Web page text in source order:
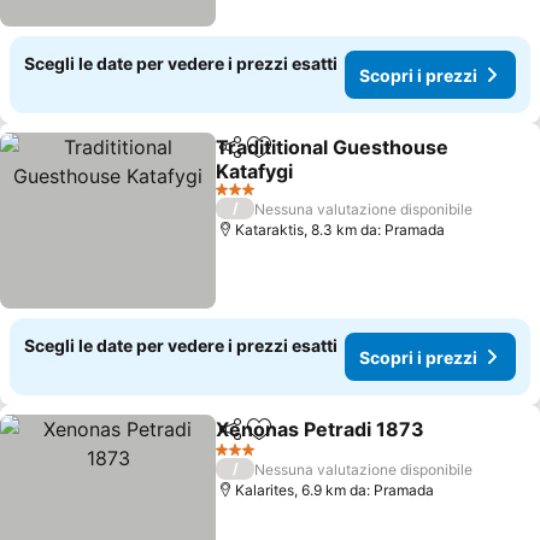
Scegli le date per vedere i prezzi esatti
Scopri i prezzi
CondividiAggiungi ai preferiti
Tradititional Guesthouse
Katafygi
Scopri i prezzi
3 Stelle
/
Nessuna valutazione disponibile
Kataraktis, 8.3 km da: Pramada
Scegli le date per vedere i prezzi esatti
Scopri i prezzi
CondividiAggiungi ai preferiti
Xenonas Petradi 1873
3 Stelle
/
Nessuna valutazione disponibile
Kalarites, 6.9 km da: Pramada